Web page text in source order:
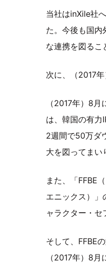
当社はinXile社
た。今後も国内
な連携を図るこ
次に、（2017
（2017年）8
は、韓国の有力
2週間で50万ダ
大を図ってまい
また、「FFBE
エニックス）
ャラクター・セ
そして、FFBE
（2017年）8